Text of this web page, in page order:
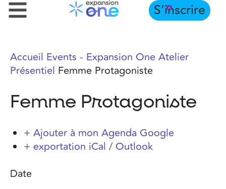
S’inscrire
Accueil Events - Expansion One Atelier
Présentiel Femme Protagoniste
Femme Protagoniste
+ Ajouter à mon Agenda Google
+ exportation iCal / Outlook
Date